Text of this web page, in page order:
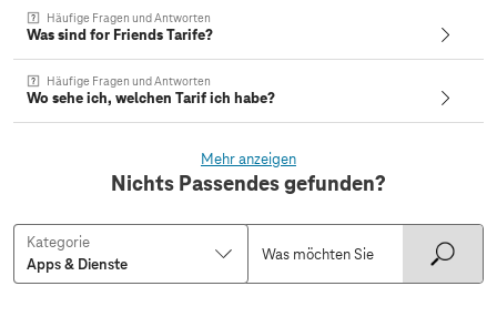
Häufige Fragen und Antworten
Was sind for Friends Tarife?
Häufige Fragen und Antworten
Wo sehe ich, welchen Tarif ich habe?
Mehr anzeigen
Nichts Passendes gefunden?
Kategorie